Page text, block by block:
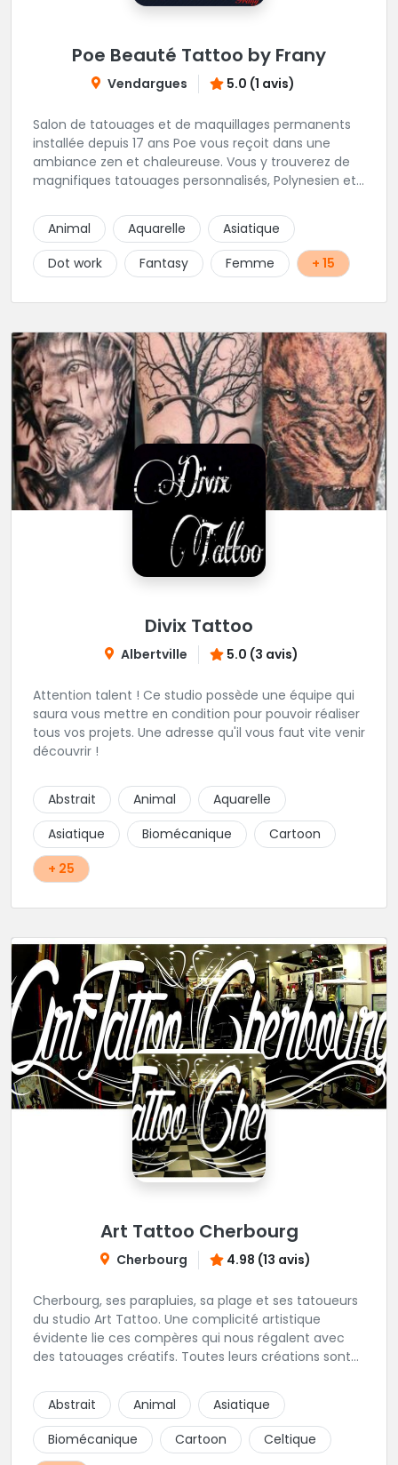
Poe Beauté Tattoo by Frany
Vendargues 5.0 (1 avis)
Salon de tatouages et de maquillages permanents
installée depuis 17 ans Poe vous reçoit dans une
ambiance zen et chaleureuse. Vous y trouverez de
magnifiques tatouages personnalisés, Polynesien et
permanents/artistiques ainsi que des prestations de
Piercings.
Animal Aquarelle
Asiatique
Dot work
Fantasy Femme + 15
Divix Tattoo
Albertville 5.0 (3 avis)
Attention talent ! Ce studio possède une équipe qui
saura vous mettre en condition pour pouvoir réaliser
tous vos projets. Une adresse qu'il vous faut vite venir
découvrir !
Abstrait Animal
Aquarelle
Asiatique
Biomécanique
Cartoon
+ 25
Art Tattoo Cherbourg
Cherbourg 4.98 (13 avis)
Cherbourg, ses parapluies, sa plage et ses tatoueurs
du studio Art Tattoo. Une complicité artistique
évidente lie ces compères qui nous régalent avec
des tatouages créatifs. Toutes leurs créations sont
d'hygiène les plus strictes. Du new-school, du old
school, fantasy ou encore réaliste, Niko, Anthony,
Cody et les nombreux Guest seront adapter vos
idées en tatouages uniques et créatifs.
Abstrait Animal
Asiatique
Biomécanique
Cartoon Celtique